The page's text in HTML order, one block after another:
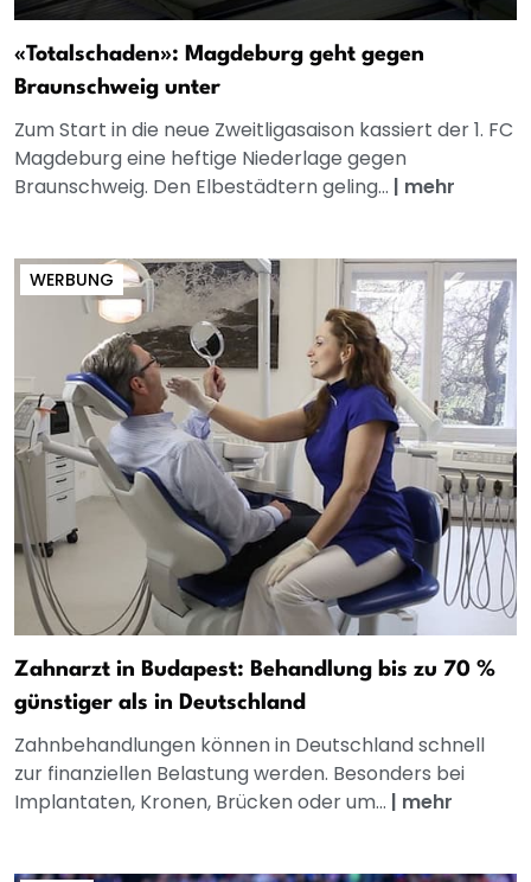
«Totalschaden»: Magdeburg geht gegen
Braunschweig unter
Zum Start in die neue Zweitligasaison kassiert der 1. FC
Magdeburg eine heftige Niederlage gegen
Braunschweig. Den Elbestädtern geling... | mehr
WERBUNG
Zahnarzt in Budapest: Behandlung bis zu 70 %
günstiger als in Deutschland
Zahnbehandlungen können in Deutschland schnell
zur finanziellen Belastung werden. Besonders bei
Implantaten, Kronen, Brücken oder um... | mehr